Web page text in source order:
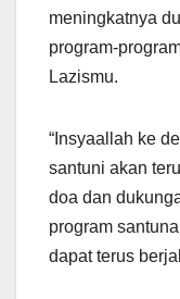
meningkatnya
program-
Lazismu.
“Insyaallah ke
santuni akan
doa dan
program
dapat terus